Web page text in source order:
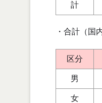
計
・合計（国
区分
男
女